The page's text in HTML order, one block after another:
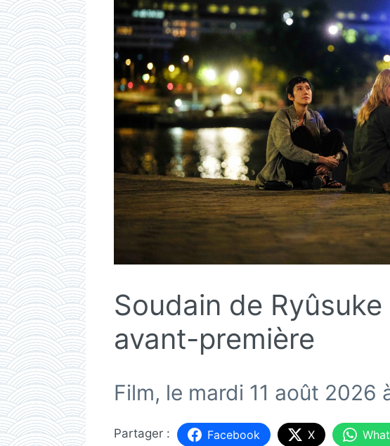
Soudain de
avant-première
Film, le mardi 11 août 2026
Facebook X